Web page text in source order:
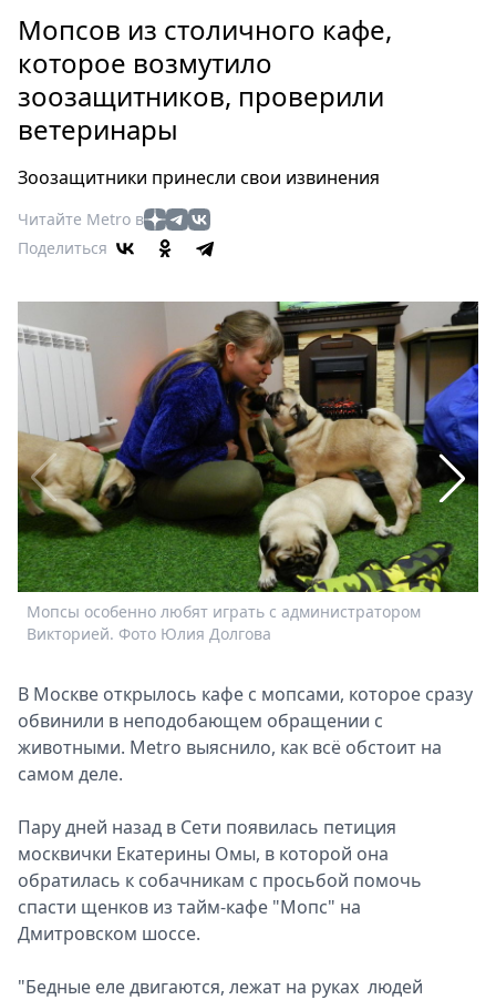
Россия
Мир
Здоровье
Еда
Туризм
Мода
Театр
Кино
Книги
Выставки
Пресс-
релизы
О
Metro
Стримы
Спецпроекты
Звезды
Выборы
2026
Скачай
Мопсов из столичного кафе,
которое возмутило
зоозащитников, проверили
ветеринары
Зоозащитники принесли свои извинения
Читайте Metro в
Поделиться
Мопсы особенно любят играть с администратором
Викторией. Фото Юлия Долгова
В Москве открылось кафе с мопсами, которое сразу
обвинили в неподобающем обращении с
животными. Metro выяснило, как всё обстоит на
самом деле.
Пару дней назад в Сети появилась петиция
москвички Екатерины Омы, в которой она
обратилась к собачникам с просьбой помочь
спасти щенков из тайм-кафе "Мопс" на
Дмитровском шоссе.
"Бедные еле двигаются, лежат на руках людей